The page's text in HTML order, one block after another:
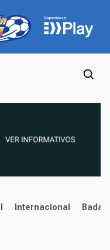
Internacional